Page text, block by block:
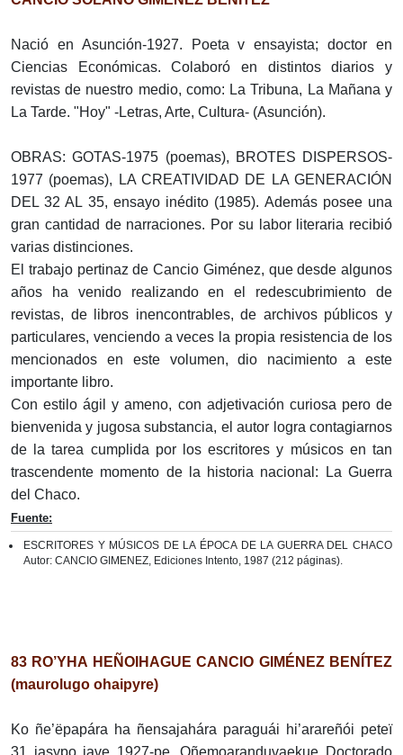
Nació en Asunción-1927. Poeta v ensayista; doctor en
Ciencias Económicas. Colaboró en distintos diarios y
revistas de nuestro medio, como: La Tribuna, La Mañana y
La Tarde. "Hoy" -Letras, Arte, Cultura- (Asunción).
OBRAS: GOTAS-1975 (poemas), BROTES DISPERSOS-
1977 (poemas), LA CREATIVIDAD DE LA GENERACIÓN
DEL 32 AL 35, ensayo inédito (1985). Además posee una
gran cantidad de narraciones. Por su labor literaria recibió
varias distinciones.
El trabajo pertinaz de Cancio Giménez, que desde algunos
años ha venido realizando en el redescubrimiento de
revistas, de libros inencontrables, de archivos públicos y
particulares, venciendo a veces la propia resistencia de los
mencionados en este volumen, dio nacimiento a este
importante libro.
Con estilo ágil y ameno, con adjetivación curiosa pero de
bienvenida y jugosa substancia, el autor logra contagiarnos
de la tarea cumplida por los escritores y músicos en tan
trascendente momento de la historia nacional: La Guerra
del Chaco.
Fuente:
ESCRITORES Y MÚSICOS DE LA ÉPOCA DE LA GUERRA DEL CHACO
Autor: CANCIO GIMENEZ, Ediciones Intento, 1987 (212 páginas).
83 RO’YHA HEÑOIHAGUE CANCIO GIMÉNEZ BENÍTEZ
(maurolugo ohaipyre)
Ko ñe’ëpapára ha ñensajahára paraguái hi’arareñói peteï
31 jasypo jave 1927-pe. Oñemoaranduvaekue Doctorado